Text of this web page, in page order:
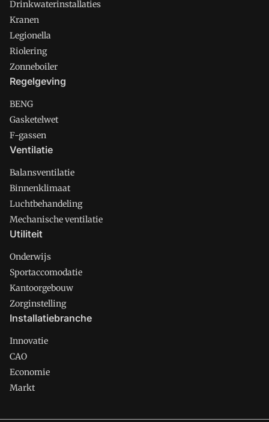
Drinkwaterinstallaties
Kranen
Legionella
Riolering
Zonneboiler
Regelgeving
BENG
Gasketelwet
F-gassen
Ventilatie
Balansventilatie
Binnenklimaat
Luchtbehandeling
Mechanische ventilatie
Utiliteit
Onderwijs
Sportaccomodatie
Kantoorgebouw
Zorginstelling
Installatiebranche
Innovatie
CAO
Economie
Markt